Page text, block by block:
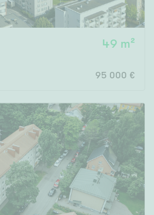
49 m²
95 000 €